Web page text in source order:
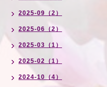
2025-09（2）
2025-06（2）
2025-03（1）
2025-02（1）
2024-10（4）